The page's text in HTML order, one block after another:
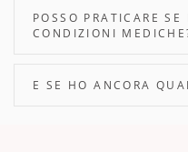
POSSO PRATICARE
CONDIZIONI
E SE HO ANCORA